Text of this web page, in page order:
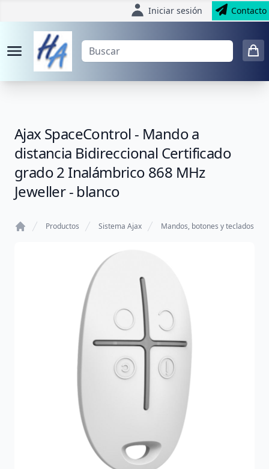
Iniciar sesión Contacto
Ajax SpaceControl - Mando a
distancia Bidireccional Certificado
grado 2 Inalámbrico 868 MHz
Jeweller - blanco
Productos Sistema Ajax Mandos, botones y teclados